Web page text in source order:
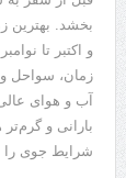
بخشد. بهترین
و اکتبر تا
زمان، سواحل و
آب و هوای
بارانی و
شرایط جوی را